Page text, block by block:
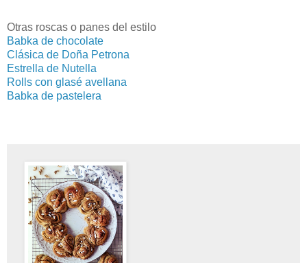
Otras roscas o panes del estilo
Babka de chocolate
Clásica de Doña Petrona
Estrella de Nutella
Rolls con glasé avellana
Babka de pastelera